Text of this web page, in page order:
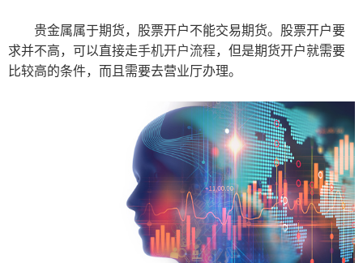
贵金属属于期货，股票开户不能交易期货。股票开户要
求并不高，可以直接走手机开户流程，但是期货开户就需要
比较高的条件，而且需要去营业厅办理。